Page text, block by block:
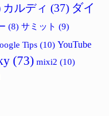
カルディ (37) ダイ
(8) サミット (9)
Tips (10) YouTube
(73) mixi2 (10)